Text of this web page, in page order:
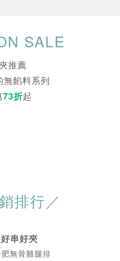
SALE
推薦
無餡料系列
73折起
排行／
串好夾
無骨雞腿排